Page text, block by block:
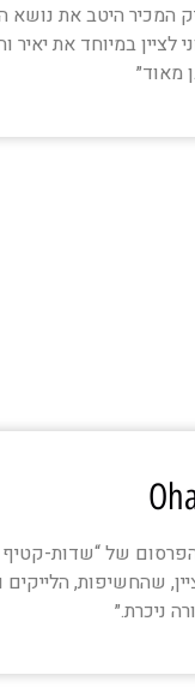
המכיר היטב את
לציין במיוחד את
מאוד״
הפרסום של “שדות-
שהחשיפות, הלייקים
ניכרת.״